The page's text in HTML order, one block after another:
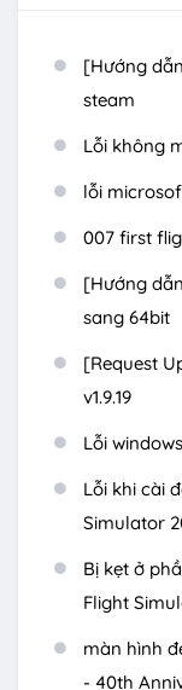
[Hướng
steam
Lỗi không
lỗi
007 first
[Hướng
sang 64bit
[Request
v1.9.19
Lỗi
Lỗi khi cài
Simulator
Bị kẹt ở
Flight
màn hình
- 40th